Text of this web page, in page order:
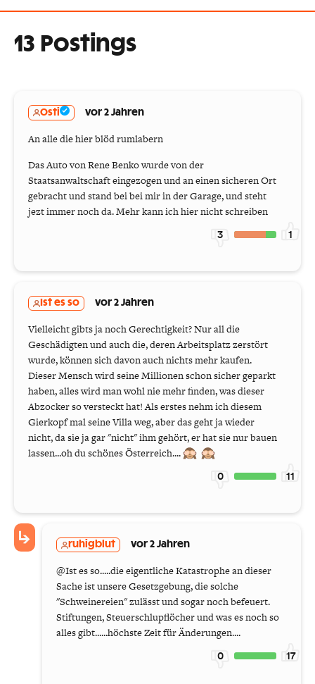
13 Postings
Osti vor 2 Jahren
An alle die hier blöd rumlabern
Das Auto von Rene Benko wurde von der
Staatsanwaltschaft eingezogen und an einen sicheren Ort
gebracht und stand bei bei mir in der Garage, und steht
jezt immer noch da. Mehr kann ich hier nicht schreiben
3 1
Ist es so vor 2 Jahren
Vielleicht gibts ja noch Gerechtigkeit? Nur all die
Geschädigten und auch die, deren Arbeitsplatz zerstört
wurde, können sich davon auch nichts mehr kaufen.
Dieser Mensch wird seine Millionen schon sicher geparkt
haben, alles wird man wohl nie mehr finden, was dieser
Abzocker so versteckt hat! Als erstes nehm ich diesem
Gierkopf mal seine Villa weg, aber das geht ja wieder
nicht, da sie ja gar "nicht" ihm gehört, er hat sie nur bauen
lassen...oh du schönes Österreich....
0 11
ruhigblut vor 2 Jahren
@Ist es so.....die eigentliche Katastrophe an dieser
Sache ist unsere Gesetzgebung, die solche
"Schweinereien" zulässt und sogar noch befeuert.
Stiftungen, Steuerschlupflöcher und was es noch so
alles gibt......höchste Zeit für Änderungen....
0 17